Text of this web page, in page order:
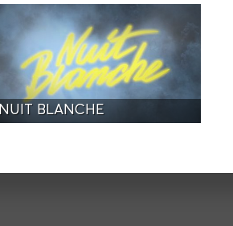
NUIT BLANCHE